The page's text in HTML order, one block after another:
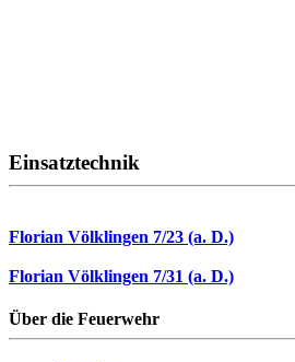
Einsatztechnik
Florian Völklingen 7/23 (a. D.)
Florian Völklingen 7/31 (a. D.)
Über die Feuerwehr